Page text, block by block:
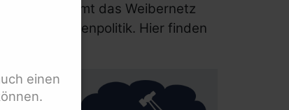
Frauen nimmt das Weibernetz
und Frauenpolitik. Hier finden
einen